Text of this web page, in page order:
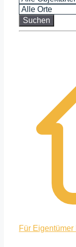
Suchen
Für Eigentümer